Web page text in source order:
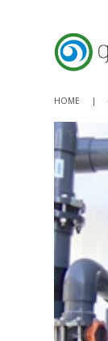
HOME |